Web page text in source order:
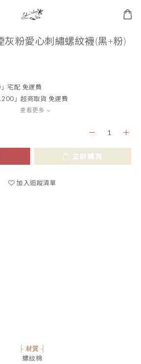
灰粉愛心刺繡螺紋襪(黑+粉)
宅配 免運費
」超商取貨 免運費
查看更多
立即購買
加入追蹤清單
├ 材質 ┤
螺紋棉